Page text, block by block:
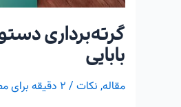
گرته‌برداری
بابایی
مقاله,نکات/۲ دقیقه برای مطالعه